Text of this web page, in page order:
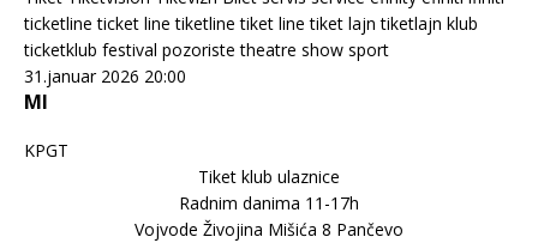
31.januar 2026 20:00
MI
KPGT
Tiket klub ulaznice
Radnim danima 11-17h
Vojvode Živojina Mišića 8 Pančevo